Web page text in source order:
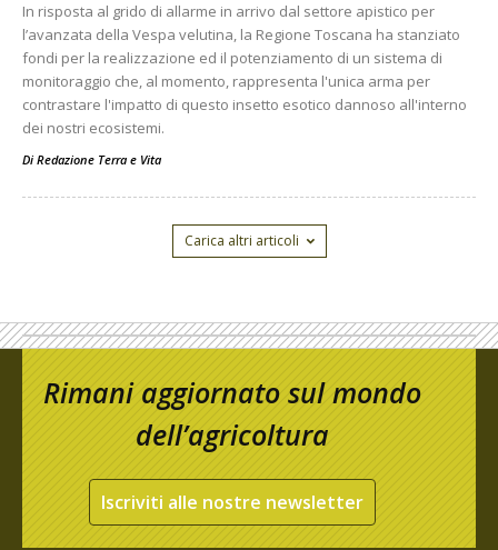
In risposta al grido di allarme in arrivo dal settore apistico per
l’avanzata della Vespa velutina, la Regione Toscana ha stanziato
fondi per la realizzazione ed il potenziamento di un sistema di
monitoraggio che, al momento, rappresenta l'unica arma per
contrastare l'impatto di questo insetto esotico dannoso all'interno
dei nostri ecosistemi.
Di Redazione Terra e Vita
Carica altri articoli
Rimani aggiornato sul mondo
dell’agricoltura
Iscriviti alle nostre newsletter